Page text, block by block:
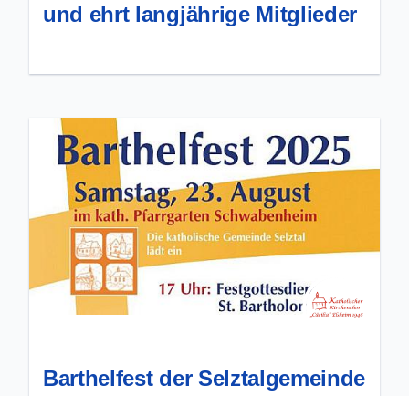
und ehrt langjährige Mitglieder
Barthelfest der Selztalgemeinde